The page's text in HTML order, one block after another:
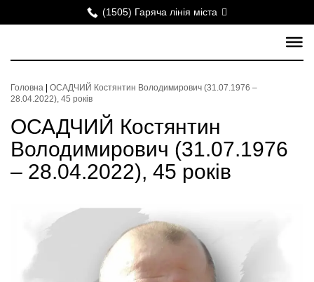
(1505) Гаряча лінія міста
Головна
ОСАДЧИЙ Костянтин Володимирович (31.07.1976 –
28.04.2022), 45 років
ОСАДЧИЙ Костянтин
Володимирович (31.07.1976
– 28.04.2022), 45 років